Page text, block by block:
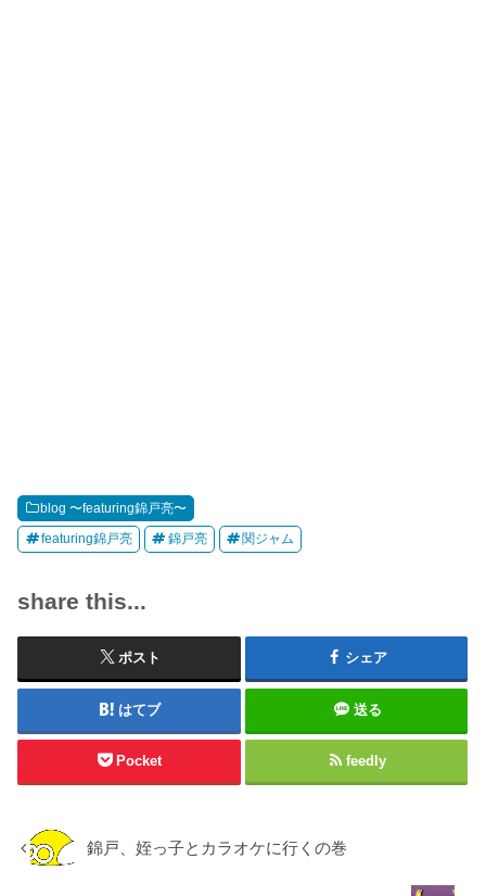
blog 〜featuring錦戸亮〜
featuring錦戸亮 錦戸亮 関ジャム
share this...
ポスト シェア
はてブ 送る
Pocket feedly
錦戸、姪っ子とカラオケに行くの巻